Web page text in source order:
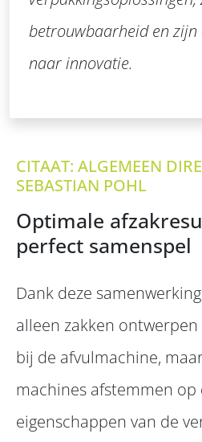
betrouwbaarheid en
naar innovatie.
CITAAT: ALGEMEEN
SEBASTIAN POHL
Optimale
perfect samenspel
Dank deze
alleen zakken
bij de afvulmachine,
machines afstemmen op
eigenschappen van de